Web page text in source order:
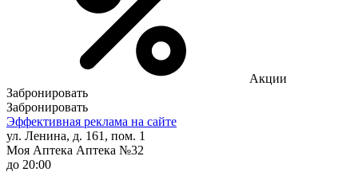
Акции
Забронировать
Забронировать
Эффективная реклама на сайте
ул. Ленина, д. 161, пом. 1
Моя Аптека Аптека №32
до 20:00